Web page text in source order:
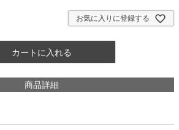
お気に入りに登録する
カートに入れる
商品詳細